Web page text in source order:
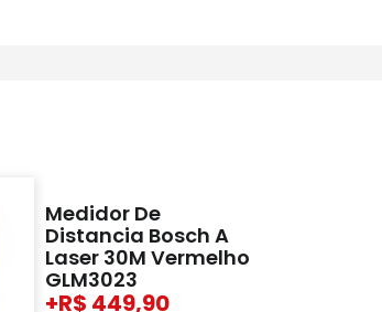
Medidor De
Distancia Bosch A
Laser 30M Vermelho
GLM3023
+ 449,90